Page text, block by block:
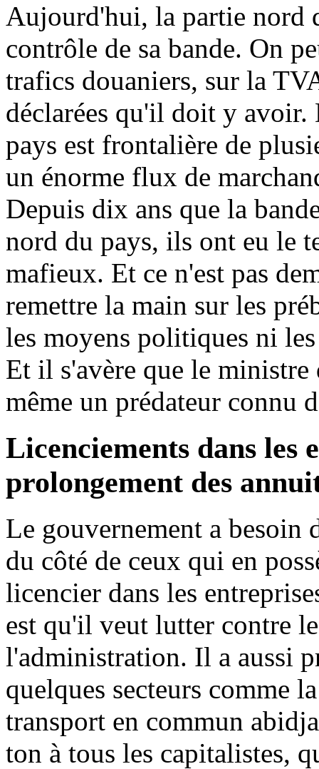
Aujourd'hui, la partie nord
contrôle de sa bande. On
trafics douaniers, sur la
déclarées qu'il doit y avoir.
pays est frontalière de
un énorme flux de
Depuis dix ans que la
nord du pays, ils ont eu le
mafieux. Et ce n'est pas
remettre la main sur les
les moyens politiques ni
Et il s'avère que le
même un prédateur connu
Licenciements dans les
prolongement des
Le gouvernement a besoin
du côté de ceux qui en
licencier dans les
est qu'il veut lutter contre
l'administration. Il a aussi
quelques secteurs comme
transport en commun
ton à tous les capitalistes,